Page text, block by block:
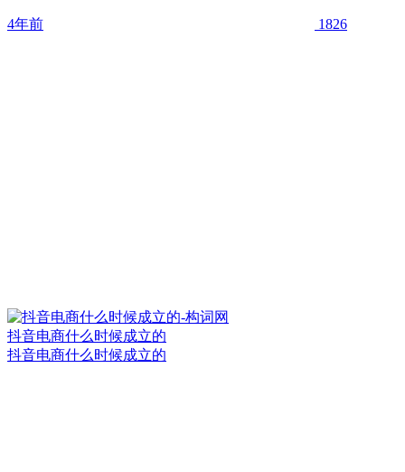
4年前 1826
抖音电商什么时候成立的
抖音电商什么时候成立的